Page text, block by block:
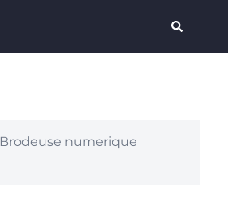
Brodeuse numerique